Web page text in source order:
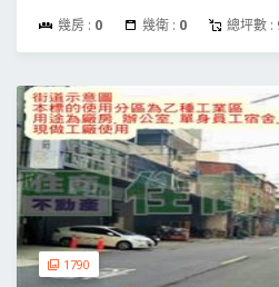
幾房 : 0 幾衛 : 0 總坪數 :
1790